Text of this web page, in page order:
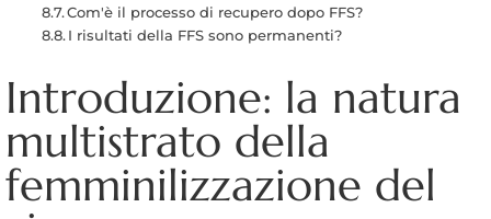
Com'è il processo di recupero dopo FFS?
I risultati della FFS sono permanenti?
Introduzione: la natura
multistrato della
femminilizzazione del